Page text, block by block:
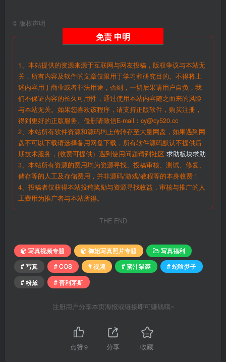
© 版权声明
免责 申明
1、本站提供的资源来源于互联网与网友投稿，版权争议与本站无
关，所有内容及软件的文章仅限用于学习和研究目的。不得将上
述内容用于商业或者非法用途，否则，一切后果请用户自负，我
们不保证内容的长久可用性，通过使用本站内容随之而来的风险
与本站无关。如果您喜欢该程序，请支持正版软件，购买注册，
得到更好的正版服务。侵删请致信E-mail：cy@cy520.cc
2、本站所有软件资源和源码均上传转存至大量网盘，如果遇到网
盘不可以下载请选择备用网盘下载，所有软件源码默认不提供后
期技术服务，(收费可提供）遇到使用问题请到社区 求助板块求助
3、本站所有资源的费用均为资源寻找、投稿审核、测试、修复、
储存等的人工及存储费用，并非源码/游戏/教程等的本身收费！
4、投稿者仅获得本站投稿奖励与资源寻找收益，审核与推广的人
工费用为推广者与本站所得。
THE END
写真视频专题 御姐写真照片专题
写真福利
# 写真
# COS # 视频 # 蜜汁猫裘
# 蛇喰梦子
# 粉黛
# 普利茅斯
注册用户分享本页海报或链接即可赚钱哦~
点赞9 分享 收藏